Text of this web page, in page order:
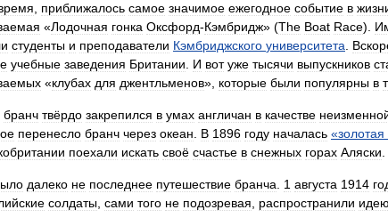
приближалось самое значимое ежегодное событие в
«Лодочная гонка Оксфорд-Кэмбридж» (The Boat Race).
студенты и преподаватели Кэмбриджского университета
учебные заведения Британии И вот уже тысячи выпускников
«клубах для джентльменов», которые были популярны в
бранч твёрдо закрепился в умах англичан в качестве
перенесло бранч через океан В 1896 году началась «золотая
поехали искать своё счастье в снежных горах Аляски
далеко не последнее путешествие бранча 1 августа 1914
солдаты сами того не подозревая распространили идею